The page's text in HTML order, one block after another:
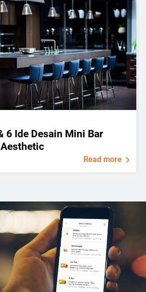
6 Ide Desain Mini Bar
Read more